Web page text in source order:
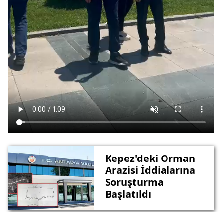
Kepez'deki Orman
Arazisi İddialarına
Soruşturma
Başlatıldı